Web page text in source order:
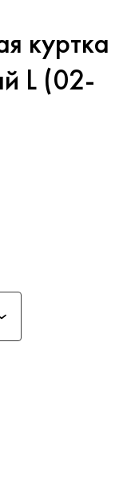
куртка
L (02-